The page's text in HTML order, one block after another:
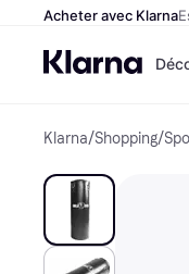
Acheter avec Klarna
Klarna/Shopping/